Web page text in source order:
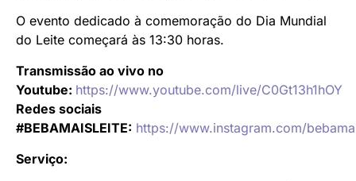
O evento dedicado à comemoração do Dia Mundial
do Leite começará às 13:30 horas.
Transmissão ao vivo no
Youtube: https://www.youtube.com/live/C0Gt13h1hOY
Redes sociais
#BEBAMAISLEITE: https://www.instagram.com/
Serviço: